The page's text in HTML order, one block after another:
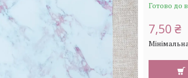
Готово до
7,50 ₴